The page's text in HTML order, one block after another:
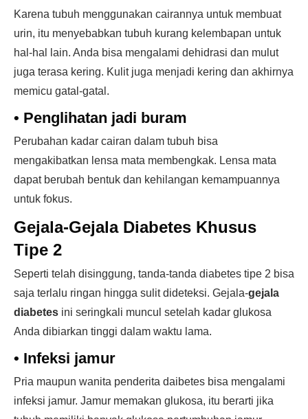
Karena tubuh menggunakan cairannya untuk membuat
urin, itu menyebabkan tubuh kurang kelembapan untuk
hal-hal lain. Anda bisa mengalami dehidrasi dan mulut
juga terasa kering. Kulit juga menjadi kering dan akhirnya
memicu gatal-gatal.
• Penglihatan jadi buram
Perubahan kadar cairan dalam tubuh bisa
mengakibatkan lensa mata membengkak. Lensa mata
dapat berubah bentuk dan kehilangan kemampuannya
untuk fokus.
Gejala-Gejala Diabetes Khusus
Tipe 2
Seperti telah disinggung, tanda-tanda diabetes tipe 2 bisa
saja terlalu ringan hingga sulit dideteksi. Gejala-gejala
diabetes ini seringkali muncul setelah kadar glukosa
Anda dibiarkan tinggi dalam waktu lama.
• Infeksi jamur
Pria maupun wanita penderita daibetes bisa mengalami
infeksi jamur. Jamur memakan glukosa, itu berarti jika